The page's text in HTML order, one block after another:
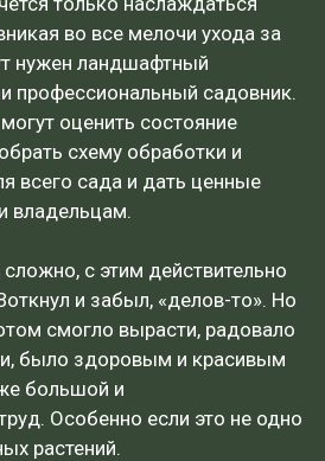
во все мелочи ухода за
нужен ландшафтный
профессиональный садовник.
оценить состояние
схему обработки и
всего сада и дать ценные
владельцам.
с этим действительно
и забыл, «делов-то». Но
смогло вырасти, радовало
было здоровым и красивым
большой и
Особенно если это не одно
растений.